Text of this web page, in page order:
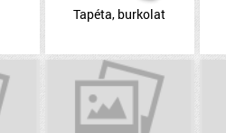
Tapéta, burkolat